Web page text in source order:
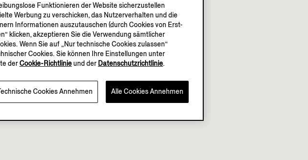
Funktionieren der Website sicherzustellen
Werbung zu verschicken, das Nutzerverhalten und die
Informationen auszutauschen (durch Cookies von Erst-
klicken, akzeptieren Sie die Verwendung sämtlicher
Wenn Sie auf „Nur technische Cookies zulassen“
Cookies. Sie können Ihre Einstellungen unter
derCookie-Richtlinie und der Datenschutzrichtlinie.
Cookies Annehmen Alle Cookies Annehmen